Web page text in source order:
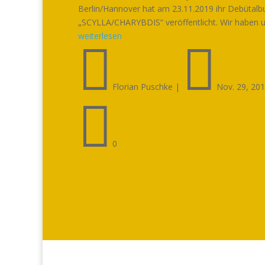
Berlin/Hannover hat am 23.11.2019 ihr
„SCYLLA/CHARYBDIS“ veröffentlicht. Wir haben
weiterlesen
 Florian Puschke |  Nov. 29,
 0